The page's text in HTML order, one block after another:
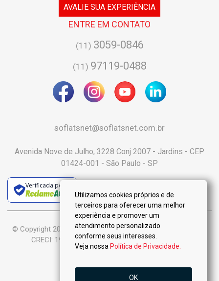
AVALIE SUA EXPERIÊNCIA
ENTRE EM CONTATO
(11) 3059-0846
(11) 97119-0488
soflatsnet@soflatsnet.com.br
Avenida Nove de Julho, 3228 Conj 2007 - Jardins - CEP
01424-001 - São Paulo - SP
Verificada por
© Copyright 2025 :: Só Flats Negócios Imobiliários Ltda-Me ::
CRECI: 19.926-J - Todos os Direitos Reservados.
Utilizamos cookies próprios e de
terceiros para oferecer uma melhor
experiência e promover um
atendimento personalizado
conforme seus interesses.
Veja nossa Política de Privacidade.
OK